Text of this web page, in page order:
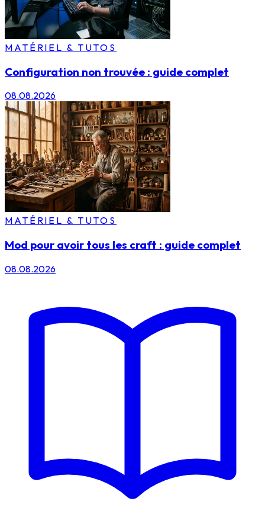
MATÉRIEL & TUTOS
Configuration non trouvée : guide complet
08.08.2026
MATÉRIEL & TUTOS
Mod pour avoir tous les craft : guide complet
08.08.2026